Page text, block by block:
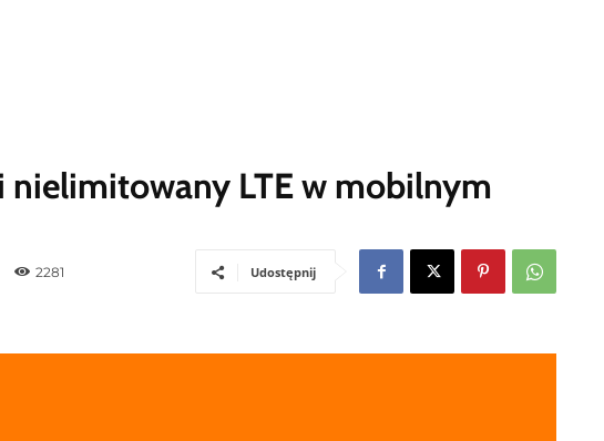
nielimitowany LTE w mobilnym
2281 Udostępnij